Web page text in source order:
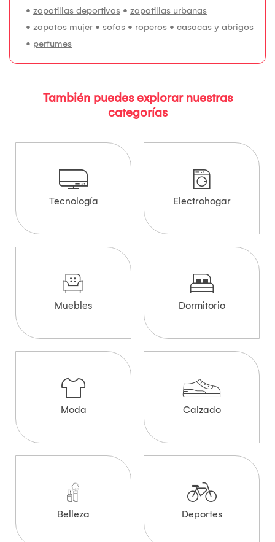
• zapatillas deportivas • zapatillas urbanas
• zapatos mujer • sofas • roperos • casacas y abrigos
• perfumes
También puedes explorar nuestras
categorías
Tecnología Electrohogar
Muebles Dormitorio
Moda Calzado
Belleza Deportes